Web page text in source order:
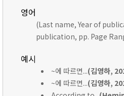
영어
(Last name, Year of
publication, pp. Page
예시
~에 따르면...(김영하,
~에 따르면...(김영하,